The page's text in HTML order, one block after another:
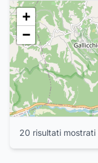
+
−
20 risultati mostrati